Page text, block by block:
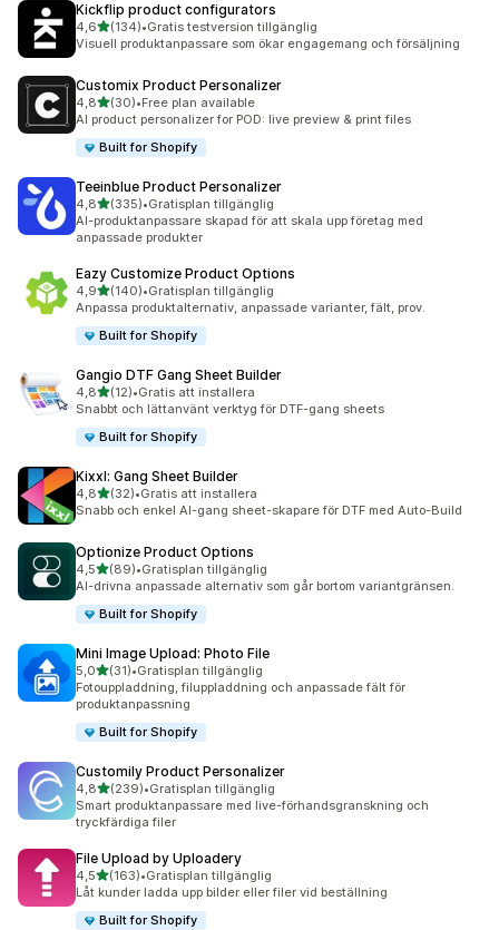
Kickflip product configurators
4,6av 5 stjärnor
(134)
134 recensioner totalt
•Gratis testversion tillgänglig
Visuell produktanpassare som ökar engagemang och försäljning
Customix Product Personalizer
4,8av 5 stjärnor
(30)
30 recensioner totalt
•Free plan available
AI product personalizer for POD: live preview & print files
Built for Shopify
Teeinblue Product Personalizer
4,8av 5 stjärnor
(335)
335 recensioner totalt
•Gratisplan tillgänglig
AI-produktanpassare skapad för att skala upp företag med
anpassade produkter
Eazy Customize Product Options
4,9av 5 stjärnor
(140)
140 recensioner totalt
•Gratisplan tillgänglig
Anpassa produktalternativ, anpassade varianter, fält, prov.
Built for Shopify
Gangio DTF Gang Sheet Builder
4,8av 5 stjärnor
(12)
12 recensioner totalt
•Gratis att installera
Snabbt och lättanvänt verktyg för DTF-gang sheets
Built for Shopify
Kixxl: Gang Sheet Builder
4,8av 5 stjärnor
(32)
32 recensioner totalt
•Gratis att installera
Snabb och enkel AI-gang sheet-skapare för DTF med Auto-Build
Optionize Product Options
4,5av 5 stjärnor
(89)
89 recensioner totalt
•Gratisplan tillgänglig
AI-drivna anpassade alternativ som går bortom variantgränsen.
Built for Shopify
Mini Image Upload: Photo File
5,0av 5 stjärnor
(31)
31 recensioner totalt
•Gratisplan tillgänglig
Fotouppladdning, filuppladdning och anpassade fält för
produktanpassning
Built for Shopify
Customily Product Personalizer
4,8av 5 stjärnor
(239)
239 recensioner totalt
•Gratisplan tillgänglig
Smart produktanpassare med live-förhandsgranskning och
tryckfärdiga filer
File Upload by Uploadery
4,5av 5 stjärnor
(163)
163 recensioner totalt
•Gratisplan tillgänglig
Låt kunder ladda upp bilder eller filer vid beställning
Built for Shopify